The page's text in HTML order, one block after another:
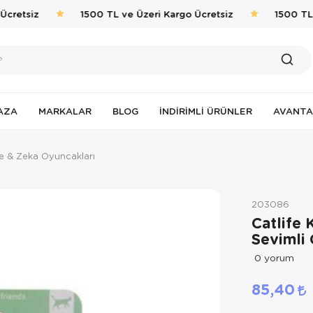
1500 TL ve Üzeri Kargo Ücretsiz 1500 TL
MARKALAR BLOG İNDIRIMLI ÜRÜNLER
& Zeka Oyuncakları
203086
Catlife
Sevimli
0 yorum
85,40